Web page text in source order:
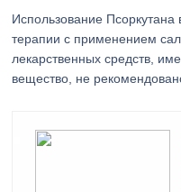
Использование
терапии с применением
лекарственных средств,
вещество, не